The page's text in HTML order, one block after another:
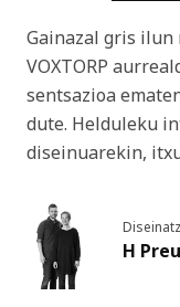
Gainazal gris
VOXTORP
sentsazioa
dute. Helduleku
diseinuarekin,
H